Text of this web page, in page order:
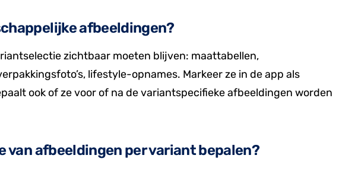
afbeeldingen?
zichtbaar moeten blijven: maattabellen,
lifestyle-opnames. Markeer ze in de app als
ook of ze voor of na de variantspecifieke afbeeldingen worden
van afbeeldingen per variant bepalen?